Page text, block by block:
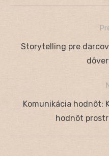
Navigácia
Previous
Storytelling pre
Next
Komunikácia hodnôt:
hodnôt